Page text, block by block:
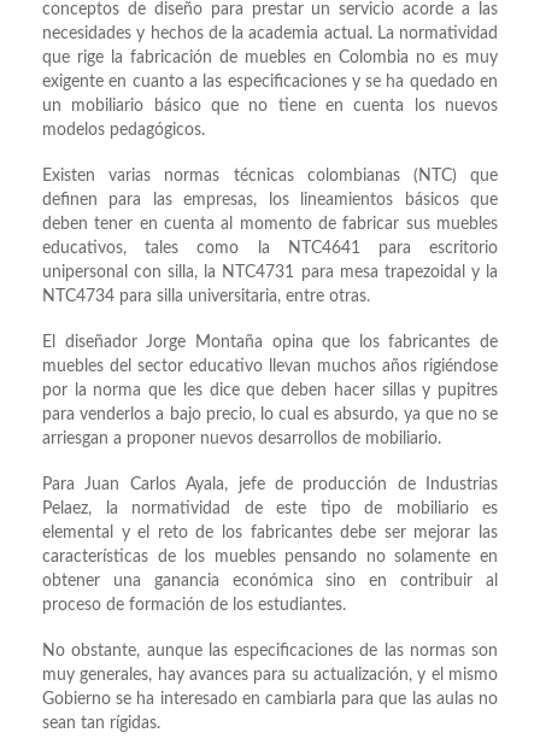
conceptos de diseño para prestar un servicio acorde a las
necesidades y hechos de la academia actual. La normatividad
que rige la fabricación de muebles en Colombia no es muy
exigente en cuanto a las especificaciones y se ha quedado en
un mobiliario básico que no tiene en cuenta los nuevos
modelos pedagógicos.
Existen varias normas técnicas colombianas (NTC) que
definen para las empresas, los lineamientos básicos que
deben tener en cuenta al momento de fabricar sus muebles
educativos, tales como la NTC4641 para escritorio
unipersonal con silla, la NTC4731 para mesa trapezoidal y la
NTC4734 para silla universitaria, entre otras.
El diseñador Jorge Montaña opina que los fabricantes de
muebles del sector educativo llevan muchos años rigiéndose
por la norma que les dice que deben hacer sillas y pupitres
para venderlos a bajo precio, lo cual es absurdo, ya que no se
arriesgan a proponer nuevos desarrollos de mobiliario.
Para Juan Carlos Ayala, jefe de producción de Industrias
Pelaez, la normatividad de este tipo de mobiliario es
elemental y el reto de los fabricantes debe ser mejorar las
características de los muebles pensando no solamente en
obtener una ganancia económica sino en contribuir al
proceso de formación de los estudiantes.
No obstante, aunque las especificaciones de las normas son
muy generales, hay avances para su actualización, y el mismo
Gobierno se ha interesado en cambiarla para que las aulas no
sean tan rígidas.